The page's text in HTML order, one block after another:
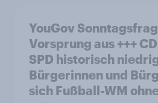
YouGov
Vorsprung aus +++ CDU/CSU und
SPD historisch
Bürgerinnen und
sich Fußball-WM